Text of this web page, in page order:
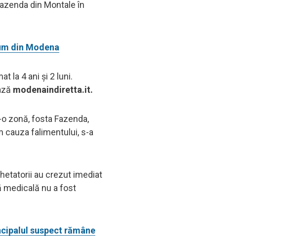
din Montale în
din Modena
la 4 ani și 2 luni.
modenaindiretta.it.
zonă, fosta Fazenda,
cauza falimentului, s-a
au crezut imediat
medicală nu a fost
suspect rămâne